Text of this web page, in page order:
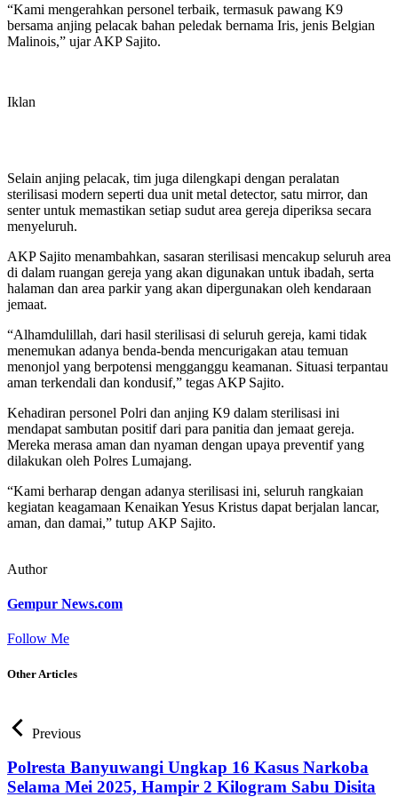
“Kami mengerahkan personel terbaik, termasuk pawang K9
bersama anjing pelacak bahan peledak bernama Iris, jenis Belgian
Malinois,” ujar AKP Sajito.
Iklan
Selain anjing pelacak, tim juga dilengkapi dengan peralatan
sterilisasi modern seperti dua unit metal detector, satu mirror, dan
senter untuk memastikan setiap sudut area gereja diperiksa secara
menyeluruh.
AKP Sajito menambahkan, sasaran sterilisasi mencakup seluruh area
di dalam ruangan gereja yang akan digunakan untuk ibadah, serta
halaman dan area parkir yang akan dipergunakan oleh kendaraan
jemaat.
“Alhamdulillah, dari hasil sterilisasi di seluruh gereja, kami tidak
menemukan adanya benda-benda mencurigakan atau temuan
menonjol yang berpotensi mengganggu keamanan. Situasi terpantau
aman terkendali dan kondusif,” tegas AKP Sajito.
Kehadiran personel Polri dan anjing K9 dalam sterilisasi ini
mendapat sambutan positif dari para panitia dan jemaat gereja.
Mereka merasa aman dan nyaman dengan upaya preventif yang
dilakukan oleh Polres Lumajang.
“Kami berharap dengan adanya sterilisasi ini, seluruh rangkaian
kegiatan keagamaan Kenaikan Yesus Kristus dapat berjalan lancar,
aman, dan damai,” tutup AKP Sajito.
Author
Gempur News.com
Follow Me
Other Articles
Previous
Polresta Banyuwangi Ungkap 16 Kasus Narkoba
Selama Mei 2025, Hampir 2 Kilogram Sabu Disita